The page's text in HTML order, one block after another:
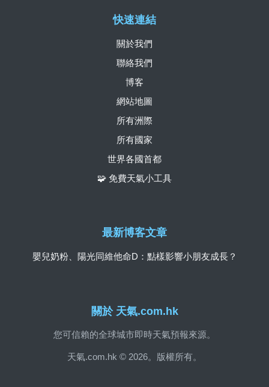
關於 天氣.com.hk
您可信賴的全球城市即時天氣預報來源。
天氣.com.hk © 2026。版權所有。
快速連結
關於我們
聯絡我們
博客
網站地圖
所有洲際
所有國家
世界各國首都
🧩 免費天氣小工具
最新博客文章
嬰兒奶粉、陽光同維他命D：點樣影響小朋友成長？